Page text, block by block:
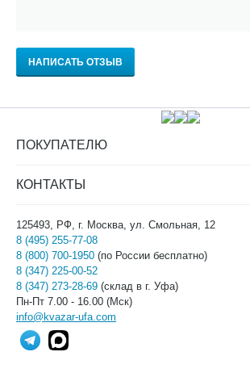
НАПИСАТЬ ОТЗЫВ
ПОКУПАТЕЛЮ
КОНТАКТЫ
125493, РФ, г. Москва, ул. Смольная, 12
8 (495) 255-77-08
8 (800) 700-1950 (по России бесплатно)
8 (347) 225-00-52
8 (347) 273-28-69 (склад в г. Уфа)
Пн-Пт 7.00 - 16.00 (Мск)
info@kvazar-ufa.com